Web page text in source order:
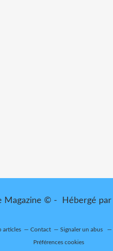
Magazine © - Hébergé par
articles Contact Signaler un abus
Préférences cookies